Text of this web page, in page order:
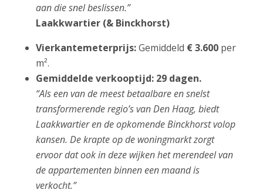
aan die snel beslissen.”
Laakkwartier (& Binckhorst)
Vierkantemeterprijs:Gemiddeld € 3.600per
m².
Gemiddelde verkooptijd: 29 dagen.
“Als een van de meest betaalbare en snelst
transformerende regio’s van Den Haag, biedt
Laakkwartier en de opkomende Binckhorst volop
kansen. De krapte op de woningmarkt zorgt
ervoor dat ook in deze wijken het merendeel van
de appartementen binnen een maand is
verkocht.”